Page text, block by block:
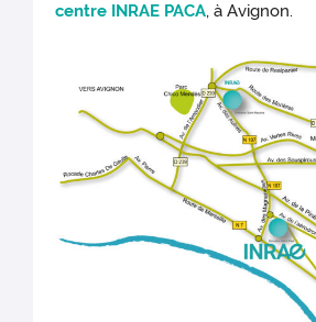
centre INRAE PACA, à Avignon.